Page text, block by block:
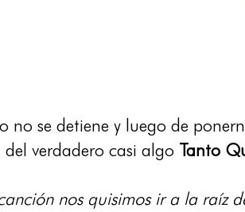
no se detiene y luego de
del verdadero casi algo Tanto
canción nos quisimos ir a la